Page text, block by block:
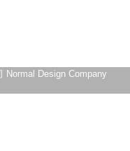
Normal Design Company